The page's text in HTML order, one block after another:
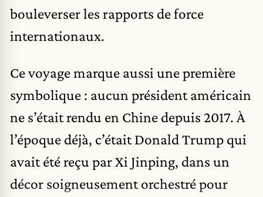
bouleverser les rapports de force
internationaux.
Ce voyage marque aussi une première
symbolique : aucun président américain
ne s’était rendu en Chine depuis 2017. À
l’époque déjà, c’était Donald Trump qui
avait été reçu par Xi Jinping, dans un
décor soigneusement orchestré pour